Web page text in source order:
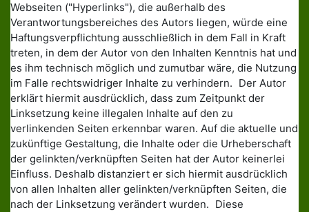
Webseiten ("Hyperlinks"), die außerhalb des
Verantwortungsbereiches des Autors liegen, würde eine
Haftungsverpflichtung ausschließlich in dem Fall in Kraft
treten, in dem der Autor von den Inhalten Kenntnis hat und
es ihm technisch möglich und zumutbar wäre, die Nutzung
im Falle rechtswidriger Inhalte zu verhindern. Der Autor
erklärt hiermit ausdrücklich, dass zum Zeitpunkt der
Linksetzung keine illegalen Inhalte auf den zu
verlinkenden Seiten erkennbar waren. Auf die aktuelle und
zukünftige Gestaltung, die Inhalte oder die Urheberschaft
der gelinkten/verknüpften Seiten hat der Autor keinerlei
Einfluss. Deshalb distanziert er sich hiermit ausdrücklich
von allen Inhalten aller gelinkten/verknüpften Seiten, die
nach der Linksetzung verändert wurden. Diese